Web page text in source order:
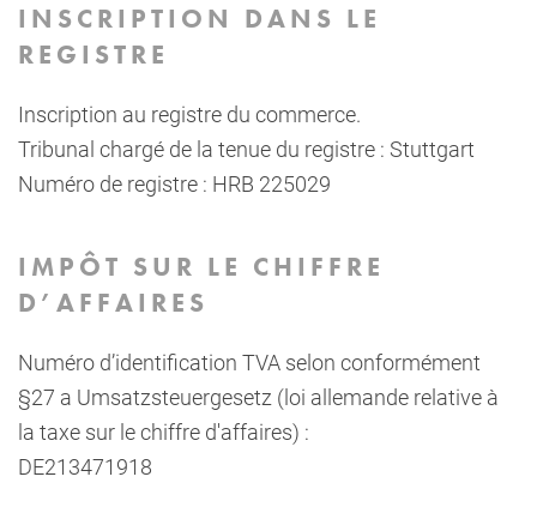
INSCRIPTION DANS LE
REGISTRE
Inscription au registre du commerce.
Tribunal chargé de la tenue du registre : Stuttgart
Numéro de registre : HRB 225029
IMPÔT SUR LE CHIFFRE
D’AFFAIRES
Numéro d’identification TVA selon conformément
§27 a Umsatzsteuergesetz (loi allemande relative à
la taxe sur le chiffre d'affaires) :
DE213471918